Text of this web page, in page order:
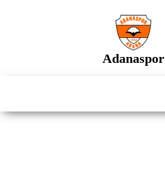
Adanaspor